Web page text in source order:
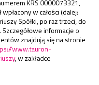
KRS 0000073321,
w całości (dalej:
Spółki, po raz trzeci, do
informacje o
znajdują się na stronie
www.tauron-
, w zakładce